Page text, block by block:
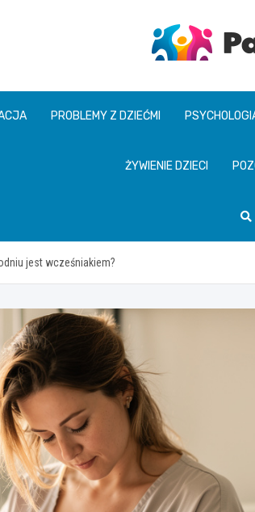
PROBLEMY Z DZIEĆMI
ŻYWIENIE DZIECI
jest wcześniakiem?